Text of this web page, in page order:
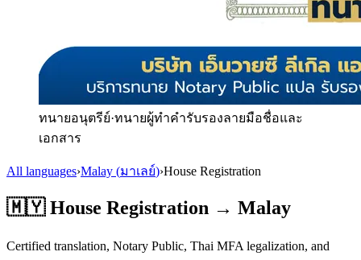
ทนายอนุตรีย์·ทนายผู้ทำคำรับรองลายมือชื่อและ
เอกสาร
All languages›Malay (มาเลย์)›House Registration
🇲🇾 House Registration → Malay
Certified translation, Notary Public, Thai MFA legalization, and